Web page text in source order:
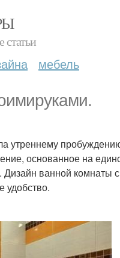
статьи
мебель
утреннему
основанное на
Дизайн ванной комнаты
удобство.